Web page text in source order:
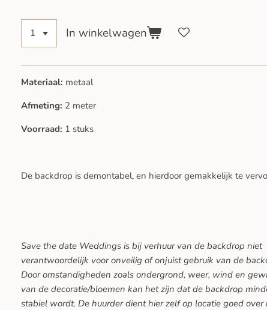
In winkelwagen
Materiaal: metaal
Afmeting: 2 meter
Voorraad: 1 stuks
De backdrop is demontabel, en hierdoor gemakkelijk te
Save the date Weddings is bij verhuur van de backdrop niet
verantwoordelijk voor onveilig of onjuist gebruik van de
Door omstandigheden zoals ondergrond, weer, wind en
van de decoratie/bloemen kan het zijn dat de backdrop
stabiel wordt. De huurder dient hier zelf op locatie goed over